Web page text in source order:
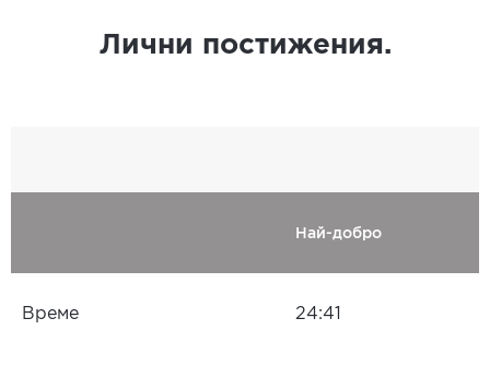
Лични постижения.
Най-добро
Време 24:41